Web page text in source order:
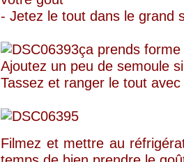
- Jetez le tout dans le grand
ça prends forme
Ajoutez un peu de semoule
Tassez et ranger le tout
Filmez et mettre au